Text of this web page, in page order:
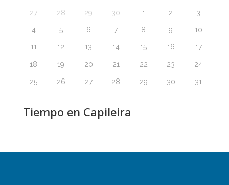
27 28 29 30 1 2 3
4 5 6 7 8 9 10
11 12 13 14 15 16 17
18 19 20 21 22 23 24
25 26 27 28 29 30 31
Tiempo en Capileira